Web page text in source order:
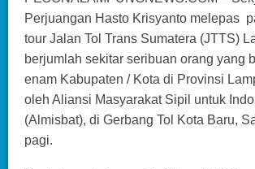
Perjuangan Hasto Krisyanto melepas
tour Jalan Tol Trans Sumatera (JTTS)
berjumlah sekitar seribuan orang yang
enam Kabupaten / Kota di Provinsi
oleh Aliansi Masyarakat Sipil untuk
(Almisbat), di Gerbang Tol Kota Baru,
pagi.